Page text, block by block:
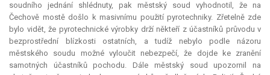
soudního jednání shlédnuty, pak městský soud vyhodnotil, že na
Čechově mostě došlo k masivnímu použití pyrotechniky. Zřetelně zde
bylo vidět, že pyrotechnické výrobky drží někteří z účastníků průvodu v
bezprostřední blízkosti ostatních, a tudíž nebylo podle názoru
městského soudu možné vyloučit nebezpečí, že dojde ke zranění
samotných účastníků pochodu. Dále městský soud upozornil na